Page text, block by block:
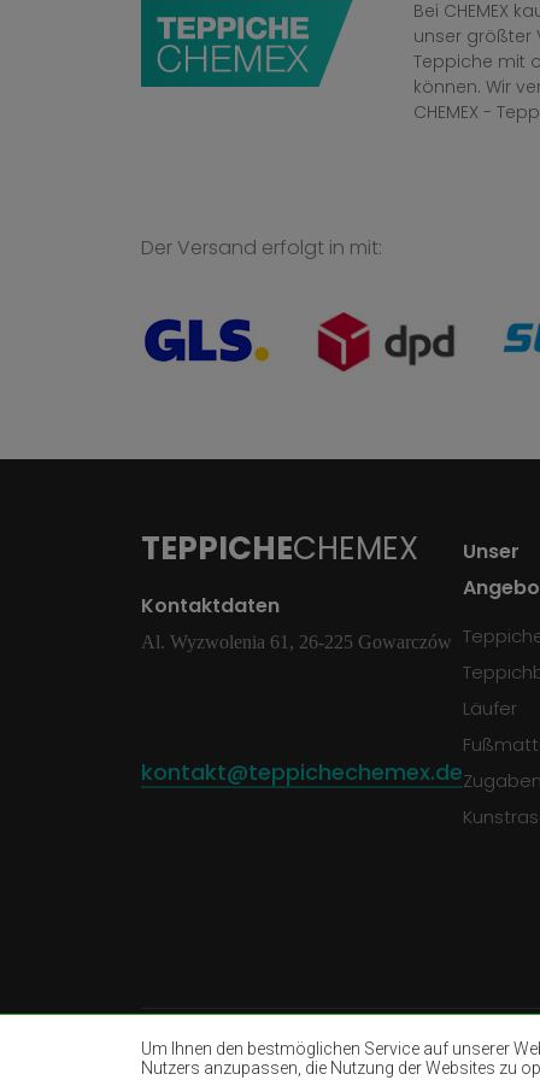
Um Ihnen den bestmöglichen Service auf unserer
Nutzers anzupassen, die Nutzung der Websites zu
Bei CHEMEX
unser größter
Teppiche mit
können. Wir
CHEMEX -
Der Versand erfolgt in mit:
TEPPICHECHEMEX
Kontaktdaten
Al. Wyzwolenia 61, 26-225 Gowarczów
kontakt@teppichechemex.de
Unser
Läufer
Zugaben